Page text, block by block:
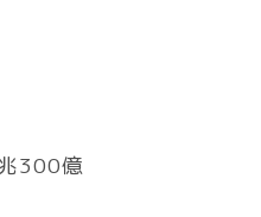
300億